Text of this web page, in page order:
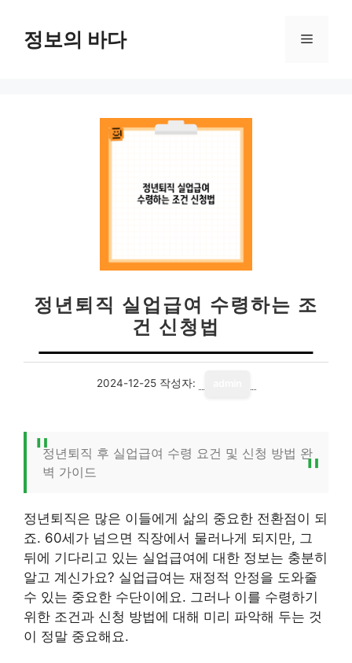
정보의 바다 메
정년퇴직 실업급여 수령하는 조
건 신청법
2024-12-25 작성자:
정년퇴직 후 실업급여 수령 요건 및 신청 방법 완
벽 가이드
정년퇴직은 많은 이들에게 삶의 중요한 전환점이 되
죠. 60세가 넘으면 직장에서 물러나게 되지만, 그
뒤에 기다리고 있는 실업급여에 대한 정보는 충분히
알고 계신가요? 실업급여는 재정적 안정을 도와줄
수 있는 중요한 수단이에요. 그러나 이를 수령하기
위한 조건과 신청 방법에 대해 미리 파악해 두는 것
이 정말 중요해요.